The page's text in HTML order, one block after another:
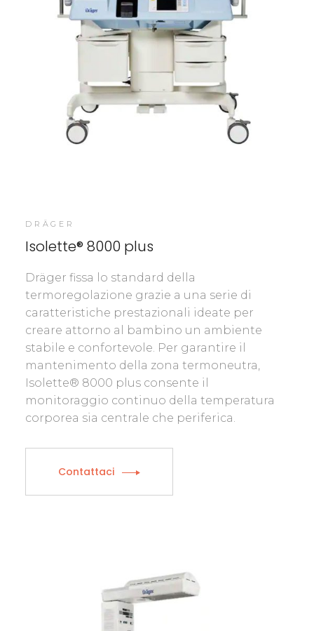
DRÄGER
Isolette® 8000 plus
Dräger fissa lo standard della
termoregolazione grazie a una serie di
caratteristiche prestazionali ideate per
creare attorno al bambino un ambiente
stabile e confortevole. Per garantire il
mantenimento della zona termoneutra,
Isolette® 8000 plus consente il
monitoraggio continuo della temperatura
corporea sia centrale che periferica.
Contattaci